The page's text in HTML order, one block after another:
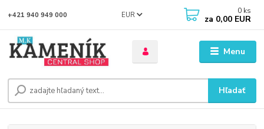
Menu
EUR
Hľadať
+421 940 949 000 0 ks
za 0,00 EUR